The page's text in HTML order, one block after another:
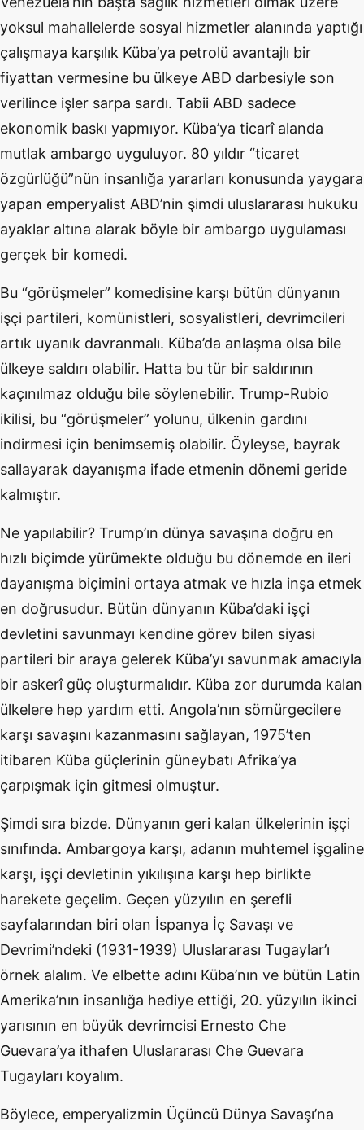
yoksul mahallelerde sosyal hizmetler alanında yaptığı
çalışmaya karşılık Küba’ya petrolü avantajlı bir
fiyattan vermesine bu ülkeye ABD darbesiyle son
verilince işler sarpa sardı. Tabii ABD sadece
ekonomik baskı yapmıyor. Küba’ya ticarî alanda
mutlak ambargo uyguluyor. 80 yıldır “ticaret
özgürlüğü”nün insanlığa yararları konusunda yaygara
yapan emperyalist ABD’nin şimdi uluslararası hukuku
ayaklar altına alarak böyle bir ambargo uygulaması
gerçek bir komedi.
Bu “görüşmeler” komedisine karşı bütün dünyanın
işçi partileri, komünistleri, sosyalistleri, devrimcileri
artık uyanık davranmalı. Küba’da anlaşma olsa bile
ülkeye saldırı olabilir. Hatta bu tür bir saldırının
kaçınılmaz olduğu bile söylenebilir. Trump-Rubio
ikilisi, bu “görüşmeler” yolunu, ülkenin gardını
indirmesi için benimsemiş olabilir. Öyleyse, bayrak
sallayarak dayanışma ifade etmenin dönemi geride
kalmıştır.
Ne yapılabilir? Trump’ın dünya savaşına doğru en
hızlı biçimde yürümekte olduğu bu dönemde en ileri
dayanışma biçimini ortaya atmak ve hızla inşa etmek
en doğrusudur. Bütün dünyanın Küba’daki işçi
devletini savunmayı kendine görev bilen siyasi
partileri bir araya gelerek Küba’yı savunmak amacıyla
bir askerî güç oluşturmalıdır. Küba zor durumda kalan
ülkelere hep yardım etti. Angola’nın sömürgecilere
karşı savaşını kazanmasını sağlayan, 1975’ten
itibaren Küba güçlerinin güneybatı Afrika’ya
çarpışmak için gitmesi olmuştur.
Şimdi sıra bizde. Dünyanın geri kalan ülkelerinin işçi
sınıfında. Ambargoya karşı, adanın muhtemel işgaline
karşı, işçi devletinin yıkılışına karşı hep birlikte
harekete geçelim. Geçen yüzyılın en şerefli
sayfalarından biri olan İspanya İç Savaşı ve
Devrimi’ndeki (1931-1939) Uluslararası Tugaylar’ı
örnek alalım. Ve elbette adını Küba’nın ve bütün Latin
Amerika’nın insanlığa hediye ettiği, 20. yüzyılın ikinci
yarısının en büyük devrimcisi Ernesto Che
Guevara’ya ithafen Uluslararası Che Guevara
Tugayları koyalım.
Böylece, emperyalizmin Üçüncü Dünya Savaşı’na